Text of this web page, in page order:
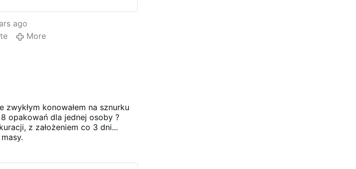
ago
More
konowałem na sznurku
opakowań dla jednej osoby ?
z założeniem co 3 dni...